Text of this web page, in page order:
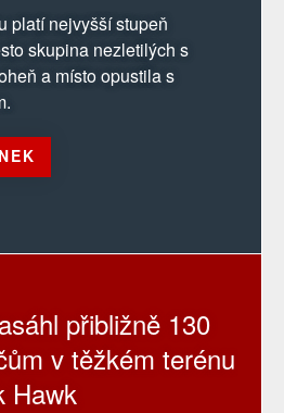
platí nejvyšší stupeň
skupina nezletilých s
a místo opustila s
přibližně 130
v těžkém terénu
Hawk